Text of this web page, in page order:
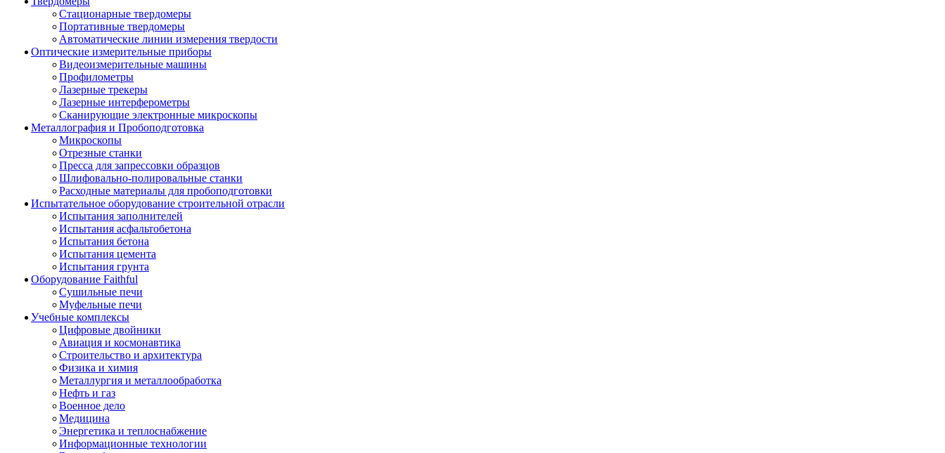
Стационарные твердомеры
Портативные твердомеры
Автоматические линии измерения твердости
Оптические измерительные приборы
Видеоизмерительные машины
Профилометры
Лазерные трекеры
Лазерные интерферометры
Сканирующие электронные микроскопы
Металлография и Пробоподготовка
Микроскопы
Отрезные станки
Пресса для запрессовки образцов
Шлифовально-полировальные станки
Расходные материалы для пробоподготовки
Испытательное оборудование строительной отрасли
Испытания заполнителей
Испытания асфальтобетона
Испытания бетона
Испытания цемента
Испытания грунта
Оборудование Faithful
Сушильные печи
Муфельные печи
Учебные комплексы
Цифровые двойники
Авиация и космонавтика
Строительство и архитектура
Физика и химия
Металлургия и металлообработка
Нефть и газ
Военное дело
Медицина
Энергетика и теплоснабжение
Информационные технологии